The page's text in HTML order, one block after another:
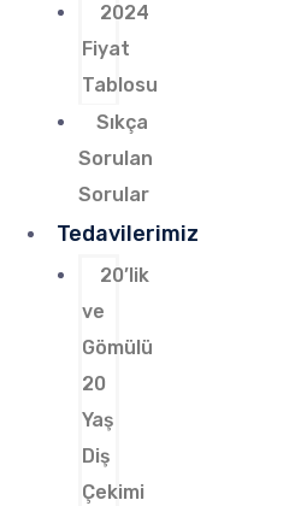
2024
Fiyat
Tablosu
Sıkça
Sorulan
Sorular
Tedavilerimiz
20’lik
ve
Gömülü
20
Yaş
Diş
Çekimi